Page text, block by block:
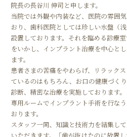
院長の長谷川 伸司と申します。
当院では外観や内装など、医院の雰囲
おり、歯科医院としては珍しい水盤（
設置しております。それを臨める診療
をいかし、インプラント治療を中心と
ます。
患者さまの苦痛をやわらげ、リラック
ているのはもちろん、お口の健康づく
診断、精密な治療を実施しております
専用ルームでインプラント手術を行な
おります。
スタッフ一同、知識と技術力を結集し
いただきます。「歯が抜けたのに放置